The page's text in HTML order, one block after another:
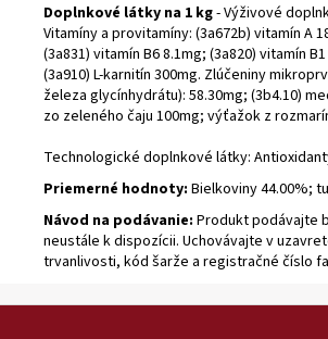
Doplnkové látky na 1 kg- Výživové
Vitamíny a provitamíny: (3a672b) vitamín A
(3a831) vitamín B6 8.1mg; (3a820) vitamín
(3a910) L-karnitín 300mg. Zlúčeniny
železa glycínhydrátu): 58.30mg; (3b4.10)
zo zeleného čaju 100mg; výťažok z
Technologické doplnkové látky:
Priemerné hodnoty: Bielkoviny 44.00%;
Návod na podávanie: Produkt podávajte
neustále k dispozícii. Uchovávajte v
trvanlivosti, kód šarže a registračné číslo
Z